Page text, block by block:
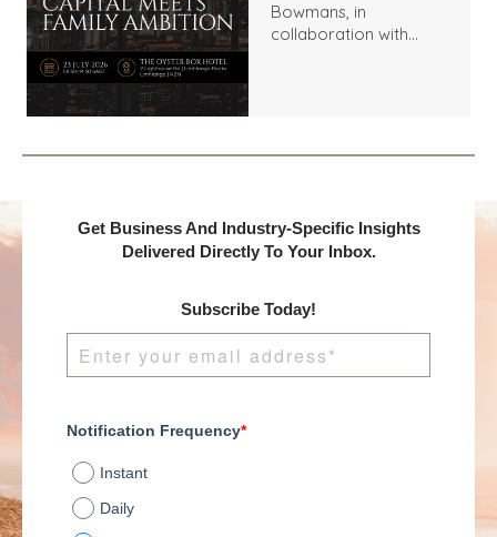
Bowmans, in
collaboration with
Get Business And Industry-Specific Insights
Delivered Directly To Your Inbox.
Subscribe Today!
Notification Frequency*
Instant
Daily